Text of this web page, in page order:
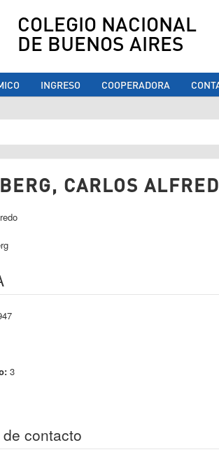
COLEGIO NACIONAL
DE BUENOS AIRES
INGRESO COOPERADORA
usted aquí
CARLOS
3
contacto